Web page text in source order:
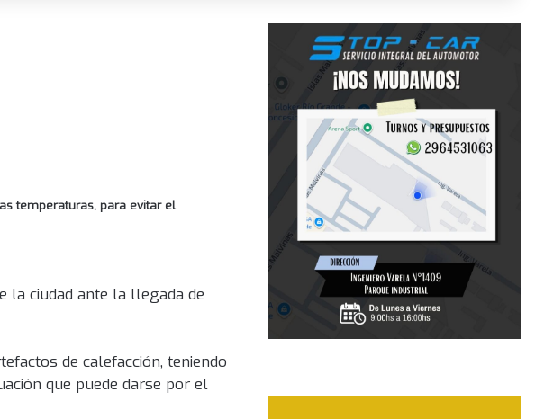
temperaturas, para evitar el
la ciudad ante la llegada de
de calefacción, teniendo
que puede darse por el